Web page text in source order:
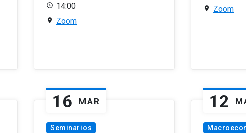
14:00
Zoom
Zoom
16 MAR
Seminarios
12